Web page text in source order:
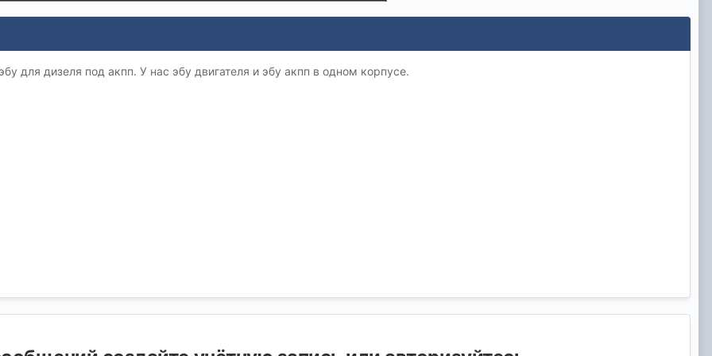
для дизеля под акпп. У нас эбу двигателя и эбу акпп в одном корпусе.